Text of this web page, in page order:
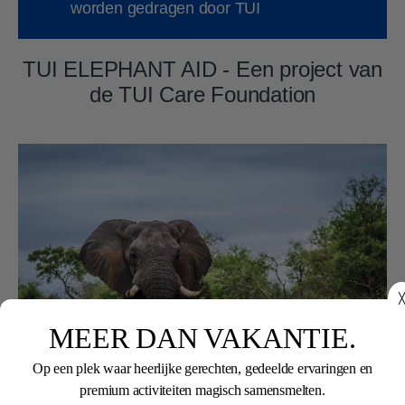
╳
MEER DAN VAKANTIE.
Op een plek waar heerlijke gerechten, gedeelde ervaringen en
premium activiteiten magisch samensmelten.
worden gedragen door TUI
TUI ELEPHANT AID - Een project van
de TUI Care Foundation